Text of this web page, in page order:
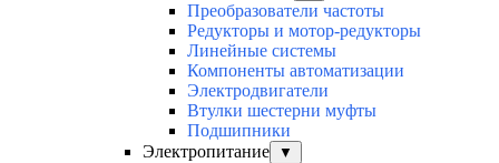
Преобразователи частоты
Редукторы и мотор-редукторы
Линейные системы
Компоненты автоматизации
Электродвигатели
Втулки шестерни муфты
Подшипники
Электропитание
▼